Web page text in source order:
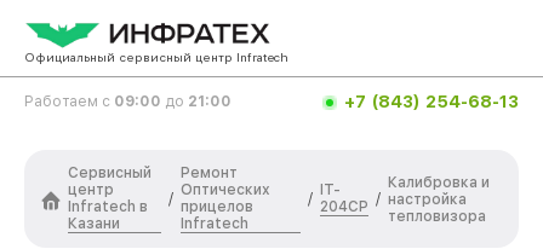
Официальный сервисный центр Infratech
Работаем с 09:00 до 21:00 +7 (843) 254-68-13
Сервисный
центр
Infratech в
Казани
/
Ремонт
Оптических
прицелов
Infratech
/
IT-
204CP /
Калибровка и
настройка
тепловизора